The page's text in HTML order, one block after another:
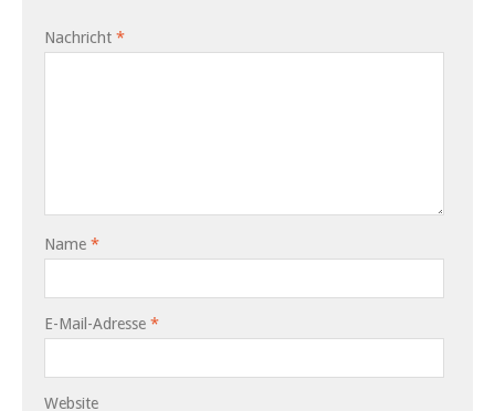
Nachricht *
Name *
E-Mail-Adresse *
Website